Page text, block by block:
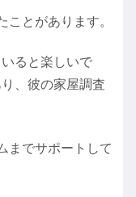
とがあります。
ると楽しいで
、彼の家屋調査
までサポートして